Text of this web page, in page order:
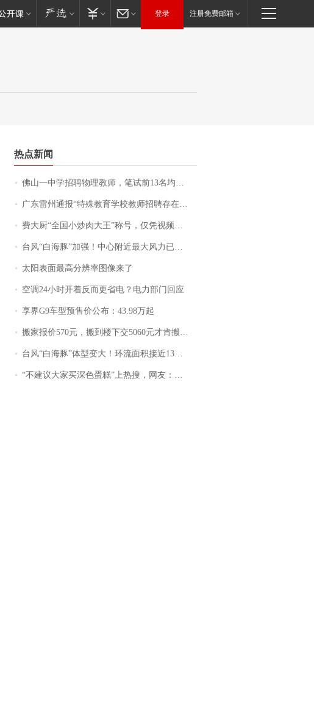
登录 注册免费邮箱
热点新闻
佛山一中学招聘物理教师，笔试前13名均遭淘汰？教育局：已叫停招聘，成立调查组全面核查
广东雷州通报“特殊教育学校教师招聘存在违规行为”：已启动问责程序 副校长被停职
费大厨“全国小炒肉大王”称号，仅凭视频评出？中国烹饪协会回应
台风“白海豚”加强！中心附近最大风力已达15级 最新研判
太阳表面最高分辨率图像来了
空调24小时开着反而更省电？电力部门回应
享界G9车型预售价公布：43.98万起
搬家报价570元，搬到楼下交5060元才肯搬上楼！女子傻眼了……
台风“白海豚”体型变大！环流面积接近13个浙江那么大
“不建议大家买深色蛋糕”上热搜，网友：天塌了！